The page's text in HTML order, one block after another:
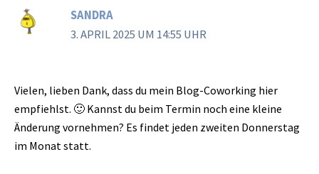
SANDRA
3. APRIL 2025 UM 14:55 UHR
Vielen, lieben Dank, dass du mein Blog-Coworking hier
empfiehlst. 🙂 Kannst du beim Termin noch eine kleine
Änderung vornehmen? Es findet jeden zweiten Donnerstag
im Monat statt.